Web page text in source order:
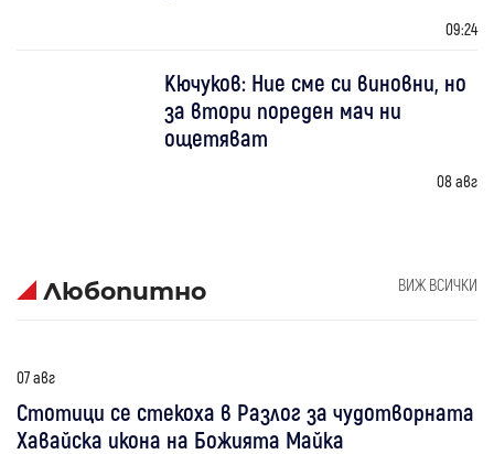
09:24
Кючуков: Ние сме си виновни, но
за втори пореден мач ни
ощетяват
08 авг
Любопитно ВИЖ ВСИЧКИ
07 авг
Стотици се стекоха в Разлог за чудотворната
Хавайска икона на Божията Майка